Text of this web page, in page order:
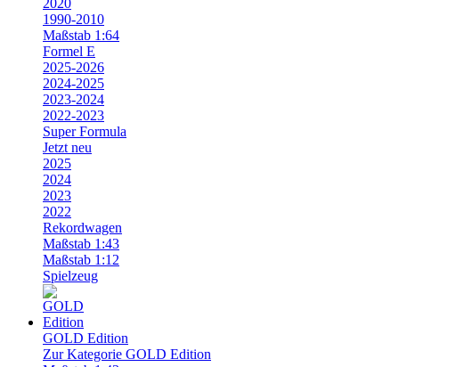
2020
1990-2010
Maßstab 1:64
Formel E
2025-2026
2024-2025
2023-2024
2022-2023
Super Formula
Jetzt neu
2025
2024
2023
2022
Rekordwagen
Maßstab 1:43
Maßstab 1:12
Spielzeug
GOLD Edition
Zur Kategorie GOLD Edition